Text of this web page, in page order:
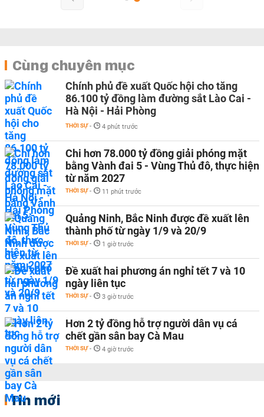
Cùng chuyên mục
Chính phủ đề xuất Quốc hội cho tăng
86.100 tỷ đồng làm đường sắt Lào Cai -
Hà Nội - Hải Phòng
THỜI SỰ - 4 phút trước
Chi hơn 78.000 tỷ đồng giải phóng mặt
bằng Vành đai 5 - Vùng Thủ đô, thực hiện
từ năm 2027
THỜI SỰ - 11 phút trước
Quảng Ninh, Bắc Ninh được đề xuất lên
thành phố từ ngày 1/9 và 20/9
THỜI SỰ - 1 giờ trước
Đề xuất hai phương án nghỉ tết 7 và 10
ngày liên tục
THỜI SỰ - 3 giờ trước
Hơn 2 tỷ đồng hỗ trợ người dân vụ cá
chết gần sân bay Cà Mau
THỜI SỰ - 4 giờ trước
Tin mới